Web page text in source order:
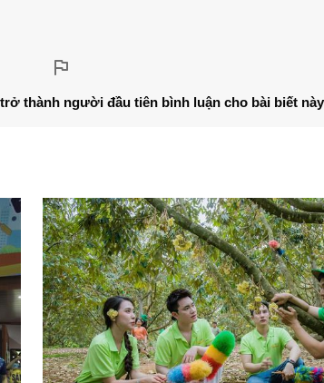
thành người đầu tiên bình luận cho bài biết